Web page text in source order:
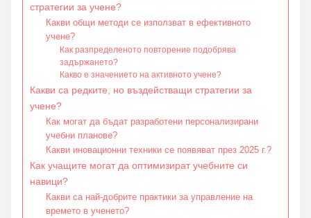
стратегии за учене?
Какви общи методи се използват в ефективното
учене?
Как разпределеното повторение подобрява
задържането?
Какво е значението на активното учене?
Какви са редките, но въздействащи стратегии за
учене?
Как могат да бъдат разработени персонализирани
учебни планове?
Какви иновационни техники се появяват през 2025 г.?
Как учащите могат да оптимизират учебните си
навици?
Какви са най-добрите практики за управление на
времето в ученето?